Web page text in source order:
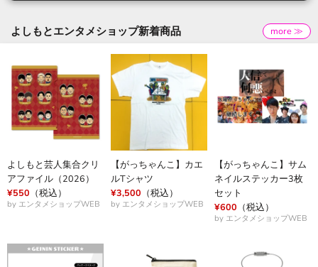
よしもとエンタメショップ新着商品 more ≫
よしもと芸人集合クリ
アファイル（2026）
¥550 （税込）
by エンタメショップWEB
【がっちゃんこ】カエ
ルTシャツ
¥3,500 （税込）
by エンタメショップWEB
【がっちゃんこ】サム
ネイルステッカー3枚
セット
¥600 （税込）
by エンタメショップWEB